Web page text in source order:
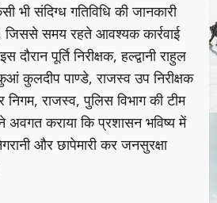
भी संदिग्ध गतिविधि की जानकारी
समय रहते आवश्यक कार्रवाई
पूर्ति निरीक्षक, हल्द्वानी राहुल
कुलदीप पाण्डे, राजस्व उप निरीक्षक
निगम, राजस्व, पुलिस विभाग की टीम
अवगत कराया कि प्रशासन भविष्य में
और छापेमारी कर जनसुरक्षा